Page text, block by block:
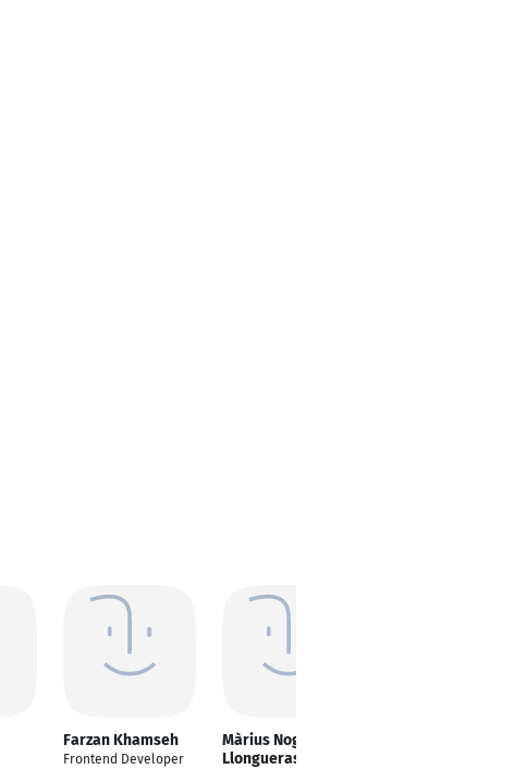
Farzan Khamseh
Frontend Developer
Màrius Nogueras
Llongueras